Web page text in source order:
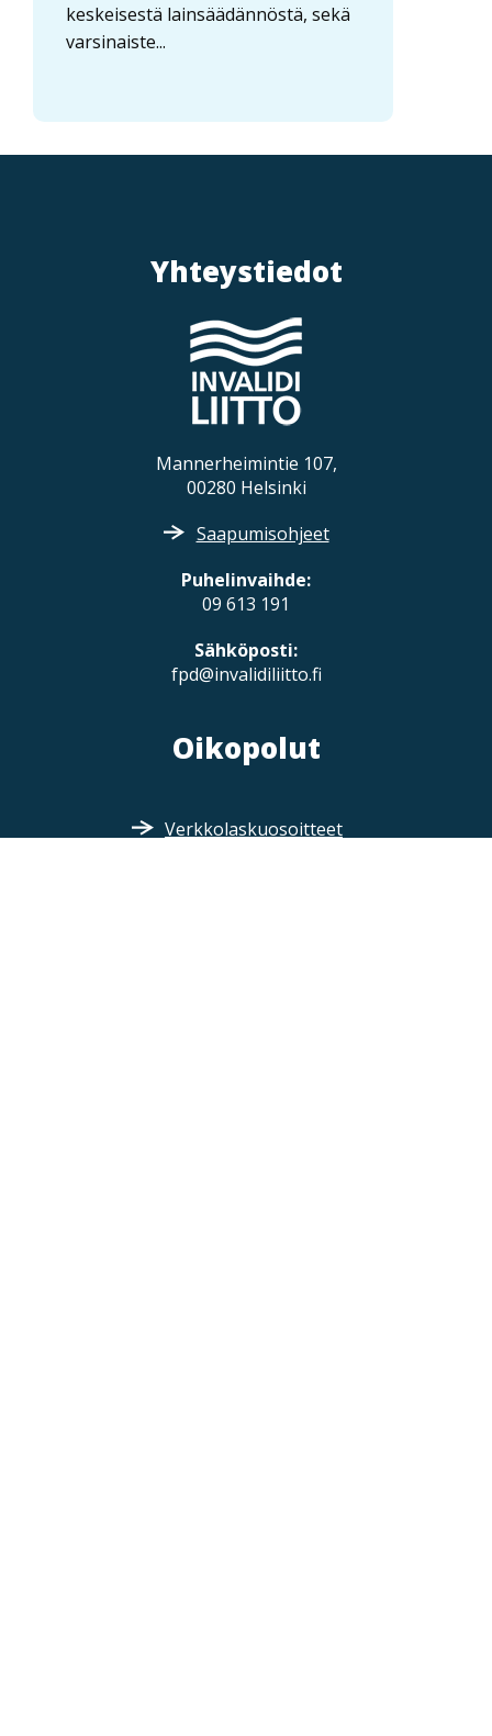
keskeisestä lainsäädännöstä, sekä
varsinaiste...
Yhteystiedot
Mannerheimintie 107,
00280 Helsinki
Saapumisohjeet
Puhelinvaihde:
09 613 191
Sähköposti:
fpd@invalidiliitto.fi
Oikopolut
Verkkolaskuosoitteet